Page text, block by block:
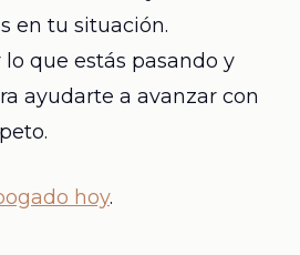
en tu situación.
que estás pasando y
ayudarte a avanzar con
hoy.